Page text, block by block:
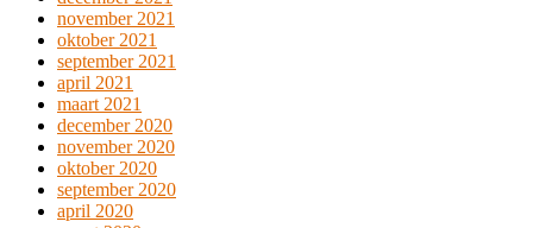
november 2021
oktober 2021
september 2021
april 2021
maart 2021
december 2020
november 2020
oktober 2020
september 2020
april 2020